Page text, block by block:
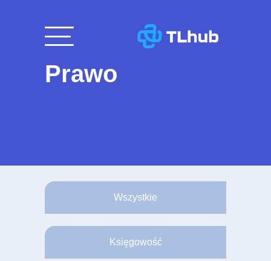
Prawo
Wszystkie
Księgowość